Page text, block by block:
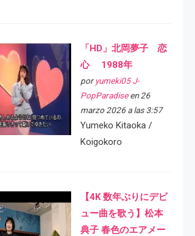
「HD」北岡夢子 恋
心 1988年
por yumeki05 J-
PopParadiseen 26
marzo 2026 a las 3:57
Yumeko Kitaoka /
Koigokoro
【4K 数年ぶりにデビ
ュー曲を歌う】松本
典子 春色のエアメー